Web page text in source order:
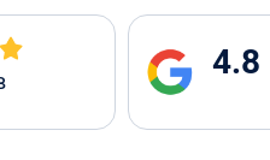
4.8